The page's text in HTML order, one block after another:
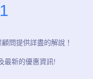
問提供詳盡的解說！
最新的優惠資訊!